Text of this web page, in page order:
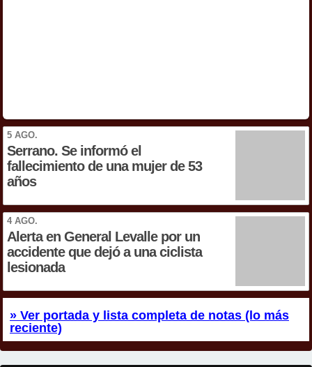
5 AGO.
Serrano. Se informó el
fallecimiento de una mujer de 53
años
4 AGO.
Alerta en General Levalle por un
accidente que dejó a una ciclista
lesionada
» Ver portada y lista completa de notas (lo más
reciente)